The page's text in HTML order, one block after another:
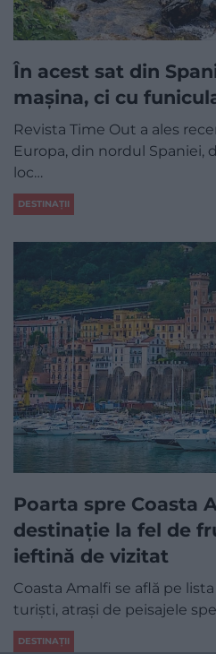
În acest sat din
mașina, ci cu
Revista Time Out a ales
Europa, din nordul Spaniei,
loc…
DESTINAȚII
Poarta spre Coasta
destinație la fel de
ieftină de vizitat
Coasta Amalfi se află pe
turiști, atrași de peisajele
DESTINAȚII